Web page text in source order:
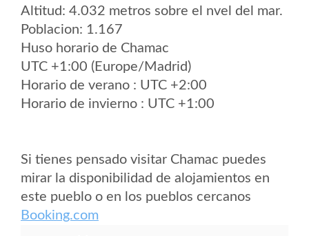
Altitud: 4.032 metros sobre el nvel del mar.
Poblacion: 1.167
Huso horario de Chamac
UTC +1:00 (Europe/Madrid)
Horario de verano : UTC +2:00
Horario de invierno : UTC +1:00
Si tienes pensado visitar Chamac puedes
mirar la disponibilidad de alojamientos en
este pueblo o en los pueblos cercanos
Booking.com